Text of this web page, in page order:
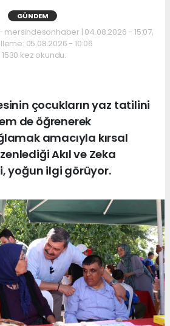
GÜNDEM
| 04.08.2026 - 15:07,
05.08.2026 - 10:06
1530 kez okundu.
çocukların yaz tatilini
de öğrenerek
amacıyla kırsal
Akıl ve Zeka
yoğun ilgi görüyor.